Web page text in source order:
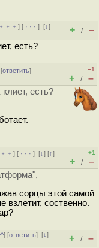
﹢﹢﹢] [ · · ·][↓]
+ / –
есть?
ответить]
–1
+ / –
есть?
] [ · · ·][↓] [↑]
+1
+ / –
сорцы этой самой
взлетит, соственно.
] [ответить][↓]
+ / –